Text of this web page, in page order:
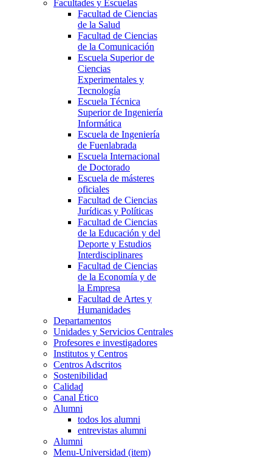
Facultades y Escuelas
Facultad de Ciencias
de la Salud
Facultad de Ciencias
de la Comunicación
Escuela Superior de
Ciencias
Experimentales y
Tecnología
Escuela Técnica
Superior de Ingeniería
Informática
Escuela de Ingeniería
de Fuenlabrada
Escuela Internacional
de Doctorado
Escuela de másteres
oficiales
Facultad de Ciencias
Jurídicas y Políticas
Facultad de Ciencias
de la Educación y del
Deporte y Estudios
Interdisciplinares
Facultad de Ciencias
de la Economía y de
la Empresa
Facultad de Artes y
Humanidades
Departamentos
Unidades y Servicios Centrales
Profesores e investigadores
Institutos y Centros
Centros Adscritos
Sostenibilidad
Calidad
Canal Ético
Alumni
todos los alumni
entrevistas alumni
Alumni
Menu-Universidad (item)